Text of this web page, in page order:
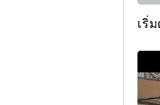
เริ่